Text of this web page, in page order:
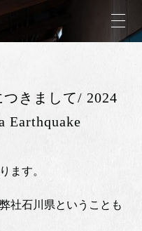
きまして/ 2024
Earthquake
ます。
社石川県ということも